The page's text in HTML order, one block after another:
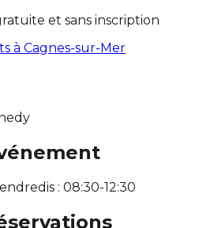
et sans inscription
à Cagnes-sur-Mer
: 08:30-12:30